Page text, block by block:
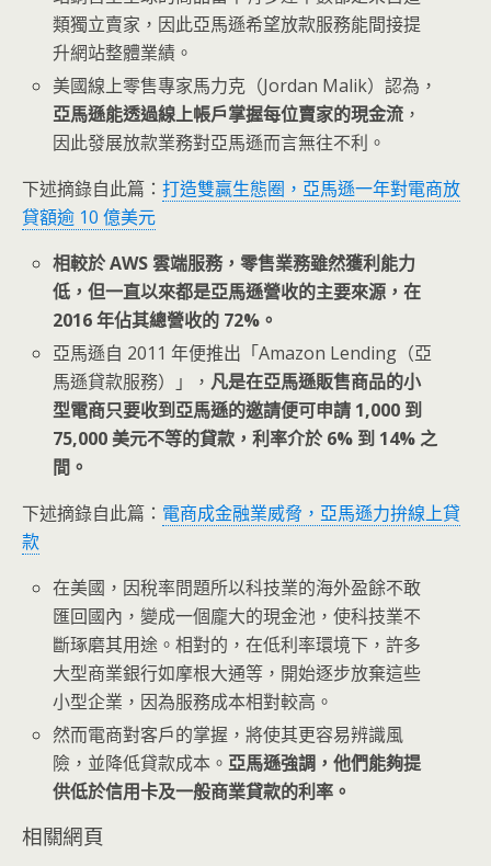
類獨立賣家，因此亞馬遜希望放款服務能間接提
升網站整體業績。
美國線上零售專家馬力克（Jordan Malik）認為，
亞馬遜能透過線上帳戶掌握每位賣家的現金流 ，
因此發展放款業務對亞馬遜而言無往不利。
下述摘錄自此篇： 打造雙贏生態圈，亞馬遜一年對電商放
貸額逾 10 億美元
相較於 AWS 雲端服務，零售業務雖然獲利能力
低，但一直以來都是亞馬遜營收的主要來源，在
2016 年佔其總營收的 72%。
亞馬遜自 2011 年便推出「Amazon Lending（亞
馬遜貸款服務）」， 凡是在亞馬遜販售商品的小
型電商只要收到亞馬遜的邀請便可申請 1,000 到
75,000 美元不等的貸款，利率介於 6% 到 14% 之
間。
下述摘錄自此篇： 電商成金融業威脅，亞馬遜力拚線上貸
款
在美國，因稅率問題所以科技業的海外盈餘不敢
匯回國內，變成一個龐大的現金池，使科技業不
斷琢磨其用途。相對的，在低利率環境下，許多
大型商業銀行如摩根大通等，開始逐步放棄這些
小型企業，因為服務成本相對較高。
然而電商對客戶的掌握，將使其更容易辨識風
險，並降低貸款成本。 亞馬遜強調，他們能夠提
供低於信用卡及一般商業貸款的利率。
相關網頁